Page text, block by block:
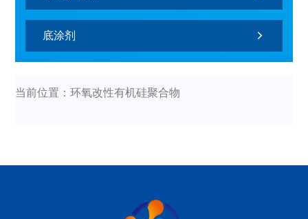
底涂剂
当前位置：环氧改性有机硅聚合物